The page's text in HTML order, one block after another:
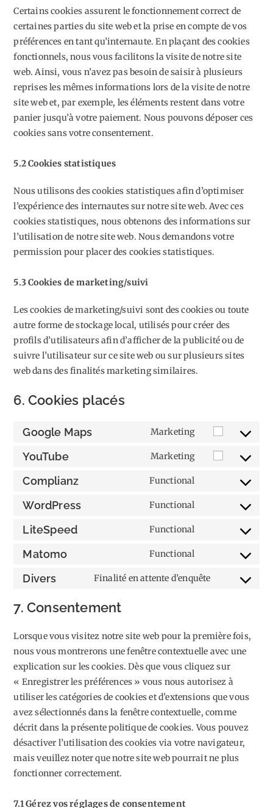
Certains cookies assurent le fonctionnement correct de
certaines parties du site web et la prise en compte de vos
préférences en tant qu’internaute. En plaçant des cookies
fonctionnels, nous vous facilitons la visite de notre site
web. Ainsi, vous n’avez pas besoin de saisir à plusieurs
reprises les mêmes informations lors de la visite de notre
site web et, par exemple, les éléments restent dans votre
panier jusqu’à votre paiement. Nous pouvons déposer ces
cookies sans votre consentement.
5.2 Cookies statistiques
Nous utilisons des cookies statistiques afin d’optimiser
l’expérience des internautes sur notre site web. Avec ces
cookies statistiques, nous obtenons des informations sur
l’utilisation de notre site web. Nous demandons votre
permission pour placer des cookies statistiques.
5.3 Cookies de marketing/suivi
Les cookies de marketing/suivi sont des cookies ou toute
autre forme de stockage local, utilisés pour créer des
profils d’utilisateurs afin d’afficher de la publicité ou de
suivre l’utilisateur sur ce site web ou sur plusieurs sites
web dans des finalités marketing similaires.
6. Cookies placés
Google Maps Marketing
Consent
YouTube Marketing
Consent
Complianz Functional
complianz
WordPress Functional
wordpress
LiteSpeed Functional
litespeed
Matomo Functional
to
Divers Finalité en attente d’enquête
Consent
divers
7. Consentement
Lorsque vous visitez notre site web pour la première fois,
nous vous montrerons une fenêtre contextuelle avec une
explication sur les cookies. Dès que vous cliquez sur
« Enregistrer les préférences » vous nous autorisez à
utiliser les catégories de cookies et d’extensions que vous
avez sélectionnés dans la fenêtre contextuelle, comme
décrit dans la présente politique de cookies. Vous pouvez
désactiver l’utilisation des cookies via votre navigateur,
mais veuillez noter que notre site web pourrait ne plus
fonctionner correctement.
7.1 Gérez vos réglages de consentement